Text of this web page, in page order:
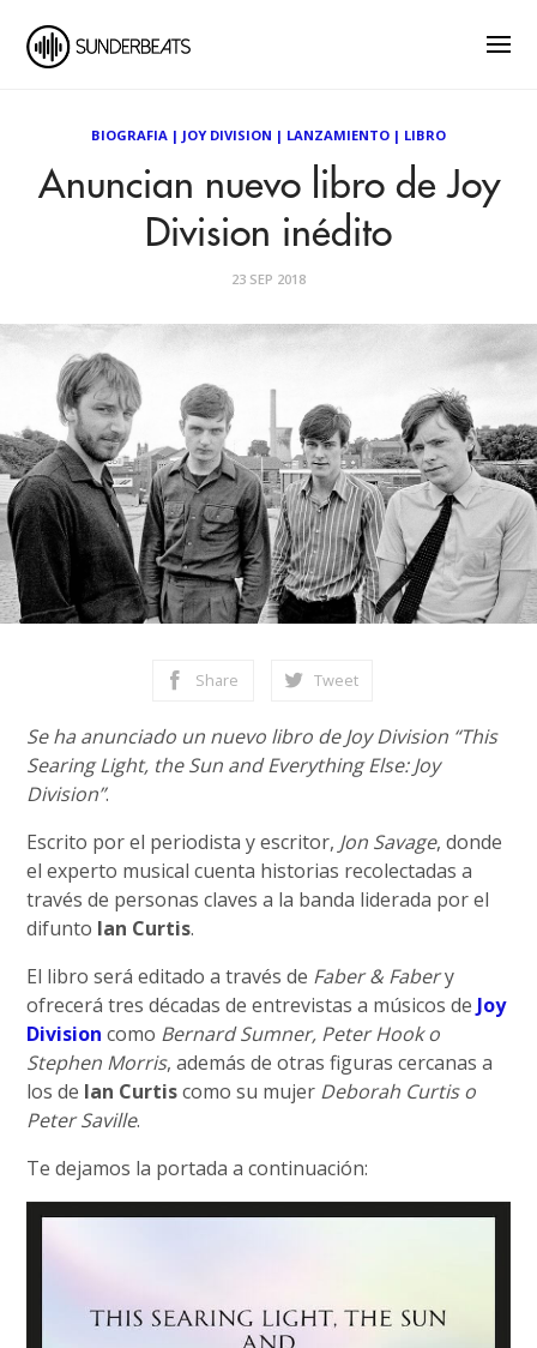
BIOGRAFIA | JOY DIVISION | LANZAMIENTO | LIBRO
Anuncian nuevo libro de Joy
Division inédito
23 SEP 2018
Share Tweet
Se ha anunciado un nuevo libro de Joy Division “This
Searing Light, the Sun and Everything Else: Joy
Division”.
Escrito por el periodista y escritor, Jon Savage, donde
el experto musical cuenta historias recolectadas a
través de personas claves a la banda liderada por el
difunto Ian Curtis.
El libro será editado a través de Faber & Fabery
ofrecerá tres décadas de entrevistas a músicos de Joy
Division como Bernard Sumner, Peter Hook o
Stephen Morris, además de otras figuras cercanas a
los de Ian Curtiscomo su mujer Deborah Curtis o
Peter Saville.
Te dejamos la portada a continuación: